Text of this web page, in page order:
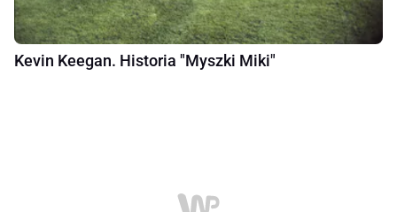
Kevin Keegan. Historia "Myszki Miki"